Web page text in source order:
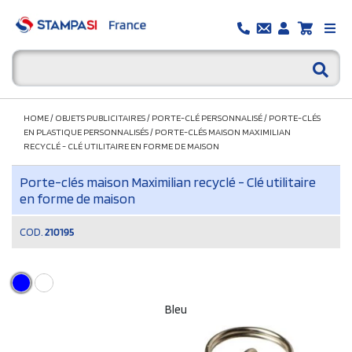
HOME/ OBJETS PUBLICITAIRES/ PORTE-CLÉ PERSONNALISÉ/ PORTE-CLÉS
EN PLASTIQUE PERSONNALISÉS/ PORTE-CLÉS MAISON MAXIMILIAN
RECYCLÉ - CLÉ UTILITAIRE EN FORME DE MAISON
Porte-clés maison Maximilian recyclé - Clé utilitaire
en forme de maison
COD. 210195
Bleu